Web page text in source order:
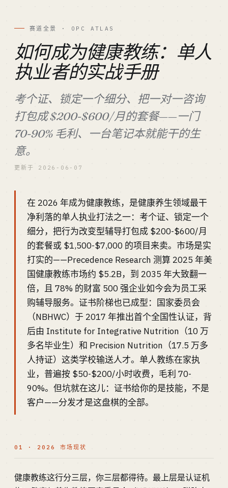
赛道全景 · OPC ATLAS
如何成为健康教练：单人
执业者的实战手册
考个证、锁定一个细分、把一对一咨询
打包成 $200-$600/月的套餐——一门
70-90% 毛利、一台笔记本就能干的生
意。
更新于 2026-06-07
在 2026 年成为健康教练，是健康养生领域最干
净利落的单人执业打法之一：考个证、锁定一个
细分，把行为改变型辅导打包成 $200-$600/月
的套餐或 $1,500-$7,000 的项目来卖。市场是实
打实的——Precedence Research 测算 2025 年美
国健康教练市场约 $5.2B，到 2035 年大致翻一
倍，且 78% 的财富 500 强企业如今会为员工采
购辅导服务。证书阶梯也已成型：国家委员会
（NBHWC）于 2017 年推出首个全国性认证，背
后由 Institute for Integrative Nutrition（10 万
多名毕业生）和 Precision Nutrition（17.5 万多
人持证）这类学校输送人才。单人教练在家执
业，普遍按 $50-$200/小时收费，毛利 70-
90%。但坑就在这儿：证书给你的是技能，不是
客户——分发才是这盘棋的全部。
01 · 2026 市场现状
健康教练这行分三层，你三层都得待。最上层是认证机